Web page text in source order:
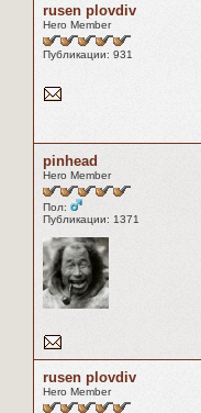
rusen plovdiv
Hero Member
Публикации: 931
pinhead
Hero Member
Пол:
Публикации: 1371
rusen plovdiv
Hero Member